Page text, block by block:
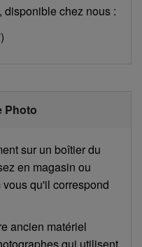
disponible chez nous :
Photo
sur un boîtier du
en magasin ou
qu'il correspond
ancien matériel